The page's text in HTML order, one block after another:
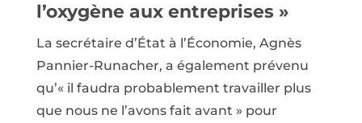
l’oxygène aux entreprises »
La secrétaire d’État à l’Économie, Agnès
Pannier-Runacher, a également prévenu
qu’« il faudra probablement travailler plus
que nous ne l’avons fait avant » pour